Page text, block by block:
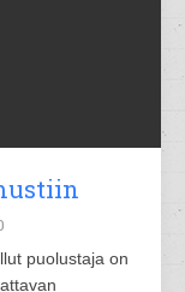
puolustaja on